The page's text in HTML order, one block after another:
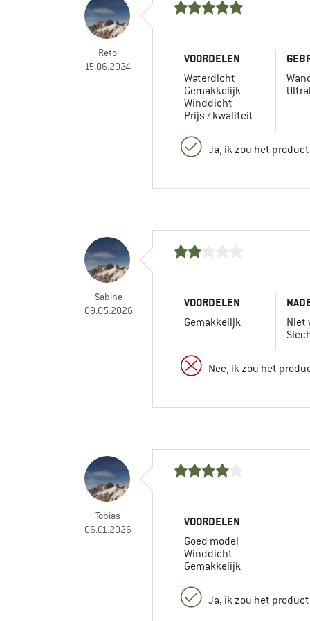
Reto
15.06.2024
VOORDELEN
Waterdicht
Gemakkelijk
Winddicht
Prijs / kwaliteit
Ja, ik zou het
Sabine
09.05.2026
VOORDELEN
Gemakkelijk
Niet
Nee, ik zou het
Tobias
06.01.2026
VOORDELEN
Goed model
Winddicht
Gemakkelijk
Ja, ik zou het